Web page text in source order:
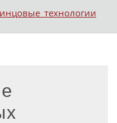
технологии